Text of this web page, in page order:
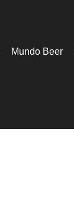
Mundo Beer